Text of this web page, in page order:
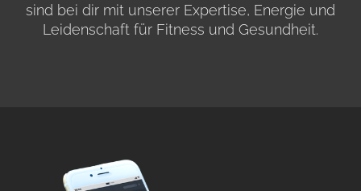
sind bei dir mit unserer Expertise, Energie und
Leidenschaft für Fitness und Gesundheit.